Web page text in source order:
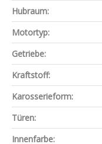
Hubraum:
Motortyp:
Getriebe:
Kraftstoff:
Karosserieform:
Türen:
Innenfarbe: